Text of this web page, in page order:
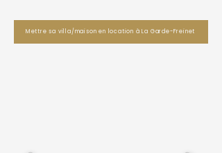
Mettre sa villa/maison en location à La Garde-Freinet